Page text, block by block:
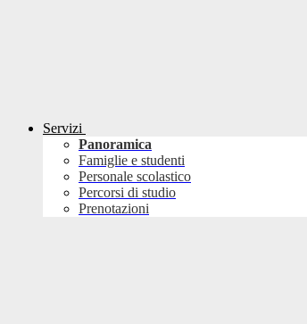
Servizi
Panoramica
Famiglie e studenti
Personale scolastico
Percorsi di studio
Prenotazioni